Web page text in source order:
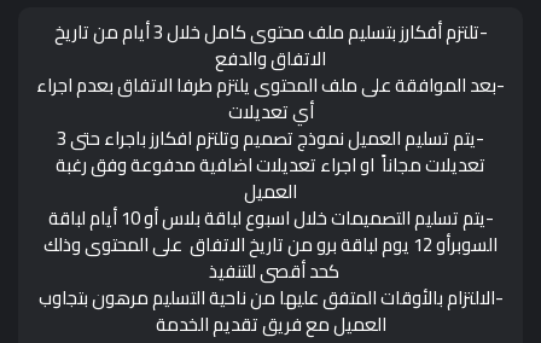
-تلتزم أفكارز بتسليم ملف محتوى كامل خلال 3 أيام من تاريخ
الاتفاق والدفع
-بعد الموافقة على ملف المحتوى يلتزم طرفا الاتفاق بعدم اجراء
أي تعديلات
-يتم تسليم العميل نموذج تصميم وتلتزم افكارز باجراء حتى 3
تعديلات مجاناً او اجراء تعديلات اضافية مدفوعة وفق رغبة
العميل
-يتم تسليم التصميمات خلال اسبوع لباقة بلاس أو 10 أيام لباقة
السوبرأو 12 يوم لباقة برو من تاريخ الاتفاق على المحتوى وذلك
كحد أقصى للتنفيذ
-الالتزام بالأوقات المتفق عليها من ناحية التسليم مرهون بتجاوب
العميل مع فريق تقديم الخدمة